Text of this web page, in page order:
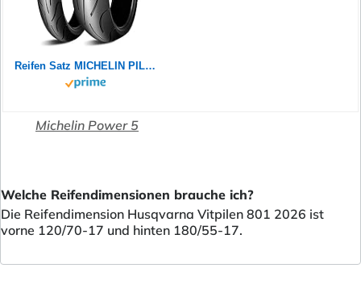
Reifen Satz MICHELIN PILOT POWER 2CT 180/55 ZR17 73W + 120/70 ZR17 58W Motorradreifen Set
Michelin Power 5
Welche Reifendimensionen brauche ich?
Die Reifendimension Husqvarna Vitpilen 801 2026 ist
vorne 120/70-17 und hinten 180/55-17.